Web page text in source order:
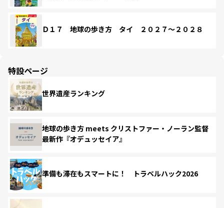
Ｄ１７ 地球の歩き方 タイ ２０２７～２０２８
特設ページ
世界遺産ランキング
地球の歩き方 meets クリストファー・ノーラン監督
最新作『オデュッセイア』
準備も滞在もスマートに！ トラベルハック2026